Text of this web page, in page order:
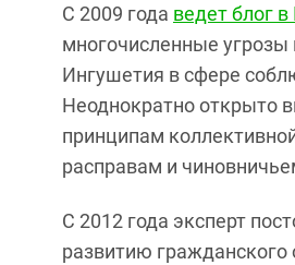
С 2009 года ведет блог
многочисленные
Ингушетия в сфере
Неоднократно открыто
принципам
расправам и
С 2012 года эксперт
развитию